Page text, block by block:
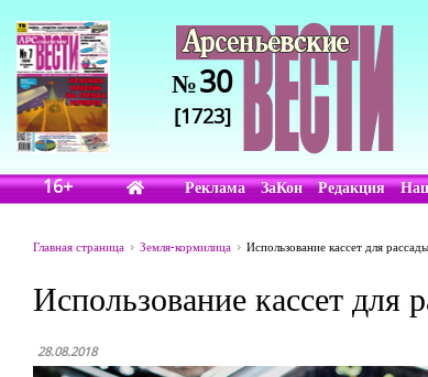
№30
[1723]
16+ Реклама ЗаКон Редакция
Главная страница Земля-кормилица Использование кассет для
Использование кассет для
28.08.2018